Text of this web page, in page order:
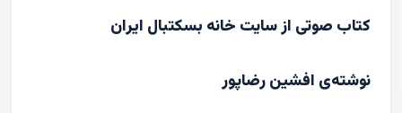
کتاب صوتی از سایت خانه بسکتبال ایران
نوشته‌ی افشین رضاپور